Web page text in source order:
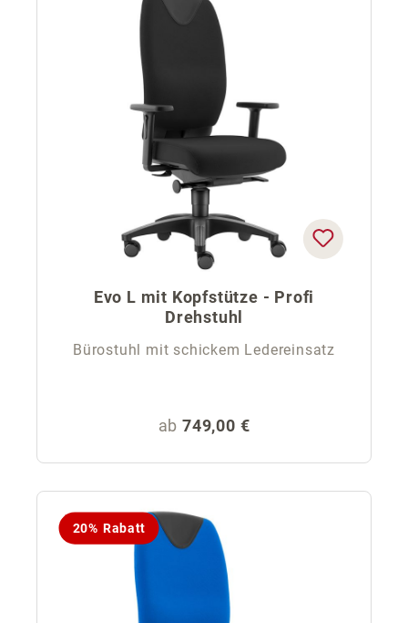
Evo L mit Kopfstütze - Profi
Drehstuhl
Bürostuhl mit schickem Ledereinsatz
Regulärer Preis:
ab 749,00 €
20% Rabatt